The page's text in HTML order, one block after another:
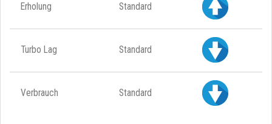
Erholung Standard
Turbo Lag Standard
Verbrauch Standard